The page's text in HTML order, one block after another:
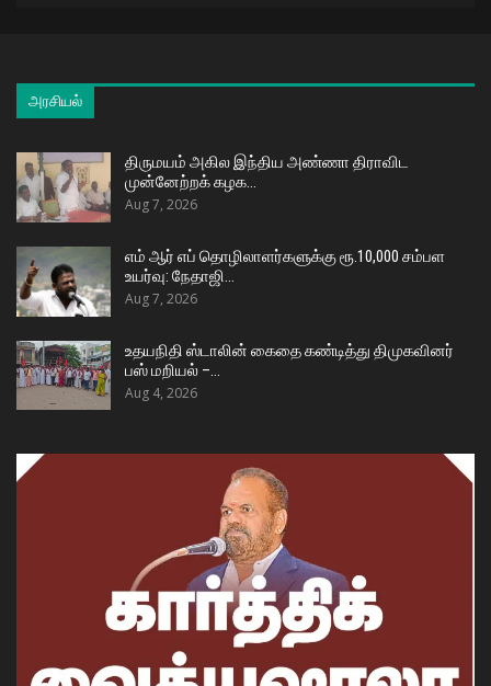
அரசியல்
திருமயம் அகில இந்திய அண்ணா திராவிட
முன்னேற்றக் கழக…
Aug 7, 2026
எம் ஆர் எப் தொழிலாளர்களுக்கு ரூ.10,000 சம்பள
உயர்வு: நேதாஜி…
Aug 7, 2026
உதயநிதி ஸ்டாலின் கைதை கண்டித்து திமுகவினர்
பஸ் மறியல் –…
Aug 4, 2026